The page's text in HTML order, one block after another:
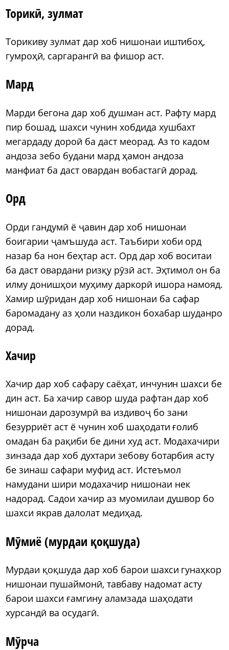
Торикӣ, зулмат
Торикиву зулмат дар хоб нишонаи иштибоҳ,
гумроҳӣ, саргарангӣ ва фишор аст.
Мард
Марди бегона дар хоб душман аст. Рафту мард
пир бошад, шахси чунин хобдида хушбахт
мегардаду дороӣ ба даст меорад. Аз то кадом
андоза зебо будани мард ҳамон андоза
манфиат ба даст овардан вобастагӣ дорад.
Орд
Орди гандумӣ ё ҷавин дар хоб нишонаи
боигарии ҷамъшуда аст. Таъбири хоби орд
назар ба нон беҳтар аст. Орд дар хоб воситаи
ба даст овардани ризқу рӯзӣ аст. Эҳтимол он ба
илму донишҳои муҳиму даркорӣ ишора намояд.
Хамир шӯридан дар хоб нишонаи ба сафар
баромадану аз ҳоли наздикон бохабар шуданро
дорад.
Хачир
Хачир дар хоб сафару саёҳат, инчунин шахси бе
дин аст. Ба хачир савор шуда рафтан дар хоб
нишонаи дарозумрӣ ва издивоҷ бо зани
безурриёт аст ё чунин хоб шаҳодати ғолиб
омадан ба рақиби бе дини худ аст. Модахачири
зинзада дар хоб духтари зебову ботарбия асту
бе зинаш сафари муфид аст. Истеъмол
намудани шири модахачир нишонаи нек
надорад. Садои хачир аз муомилаи душвор бо
шахси якрав далолат медиҳад.
Мӯмиё (мурдаи қоқшуда)
Мурдаи қоқшуда дар хоб барои шахси гунаҳкор
нишонаи пушаймонӣ, тавбаву надомат асту
барои шахси ғамгину аламзада шаҳодати
хурсандӣ ва осудагӣ.
Мӯрча